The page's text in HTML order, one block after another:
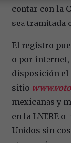
contar con la
sea tramitada
El registro
o por internet,
disposición el
sitio
mexicanas y
en la LNERE o
Unidos sin